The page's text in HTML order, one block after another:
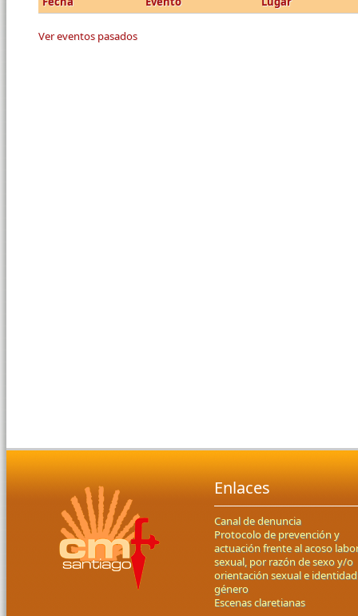
Ver eventos pasados
Enlaces
Canal de denuncia
Protocolo de prevención y
actuación frente al acoso
sexual, por razón de sexo y/o
orientación sexual e
género
Escenas claretianas